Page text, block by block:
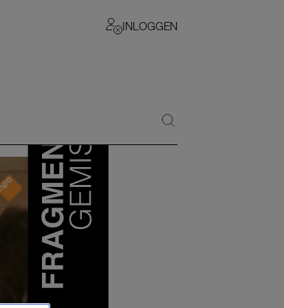
INLOGGEN